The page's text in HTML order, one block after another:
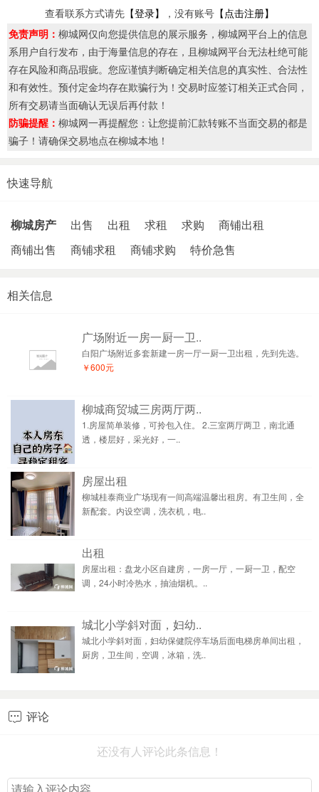
查看联系方式请先 【登录】 ，没有账号 【点击注册】
免责声明： 柳城网仅向您提供信息的展示服务，柳城网平台上的信息
系用户自行发布，由于海量信息的存在，且柳城网平台无法杜绝可能
存在风险和商品瑕疵。您应谨慎判断确定相关信息的真实性、合法性
和有效性。预付定金均存在欺骗行为！交易时应签订相关正式合同，
所有交易请当面确认无误后再付款！
防骗提醒： 柳城网一再提醒您：让您提前汇款转账不当面交易的都是
骗子！请确保交易地点在柳城本地！
快速导航
柳城房产 出售 出租 求租 求购
商铺出租
商铺出售
商铺求租 商铺求购 特价急售
相关信息
广场附近一房一厨一卫..
白阳广场附近多套新建一房一厅一厨一卫出租，先到先选。
￥600元
柳城商贸城三房两厅两..
1.房屋简单装修，可拎包入住。 2.三室两厅两卫，南北通
透，楼层好，采光好，一..
房屋出租
柳城桂泰商业广场现有一间高端温馨出租房。有卫生间，全
新配套。内设空调，洗衣机，电..
出租
房屋出租：盘龙小区自建房，一房一厅，一厨一卫，配空
调，24小时冷热水，抽油烟机。..
城北小学斜对面，妇幼..
城北小学斜对面，妇幼保健院停车场后面电梯房单间出租，
厨房，卫生间，空调，冰箱，洗..
 评论
还没有人评论此条信息！